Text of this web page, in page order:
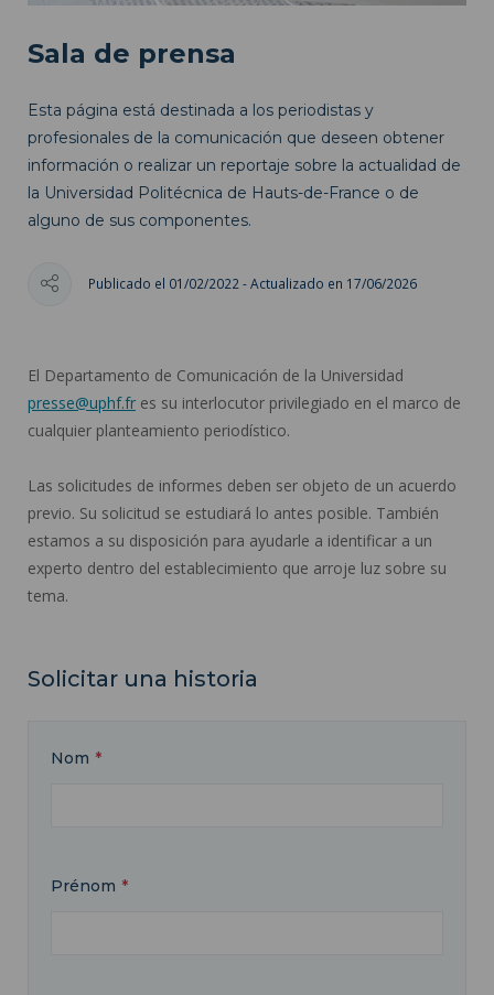
Sala de prensa
Esta página está destinada a los periodistas y
profesionales de la comunicación que deseen obtener
información o realizar un reportaje sobre la actualidad de
la Universidad Politécnica de Hauts-de-France o de
alguno de sus componentes.
Publicado el 01/02/2022 - Actualizado en 17/06/2026
El Departamento de Comunicación de la Universidad
presse@uphf.fr es su interlocutor privilegiado en el marco de
cualquier planteamiento periodístico.
Las solicitudes de informes deben ser objeto de un acuerdo
previo. Su solicitud se estudiará lo antes posible. También
estamos a su disposición para ayudarle a identificar a un
experto dentro del establecimiento que arroje luz sobre su
tema.
Solicitar una historia
Nom
Prénom